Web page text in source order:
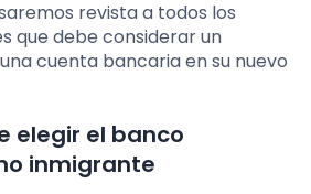
revista a todos los
que debe considerar un
cuenta bancaria en su nuevo
elegir el banco
inmigrante